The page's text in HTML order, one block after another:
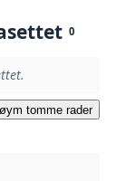
0
tomme rader